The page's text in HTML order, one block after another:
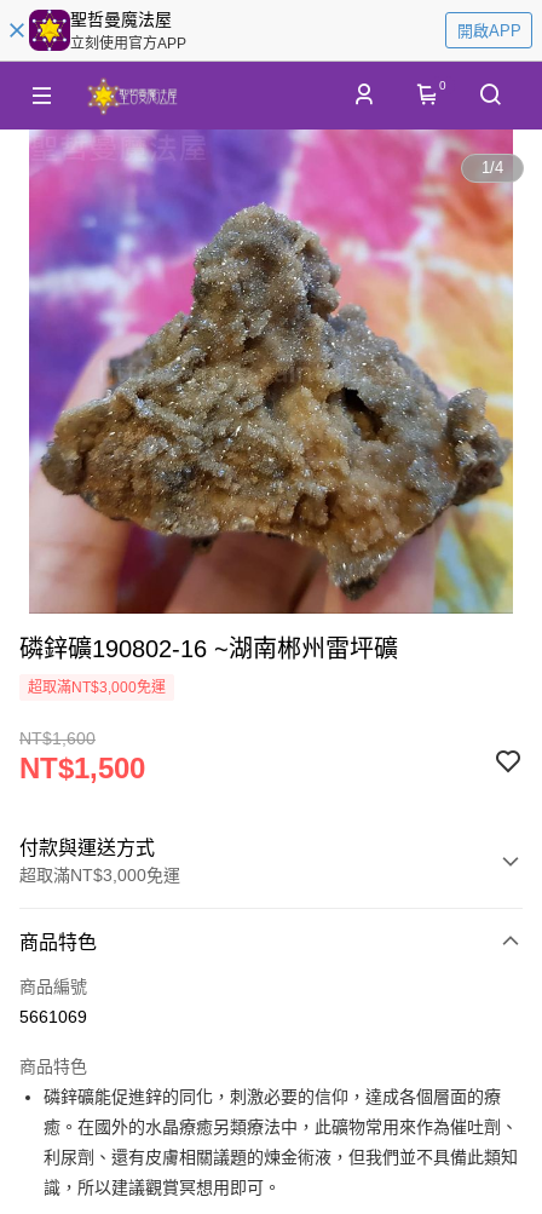
聖哲曼魔法屋
立刻使用官方APP
開啟APP
0
1/4
磷鋅礦190802-16 ~湖南郴州雷坪礦
超取滿NT$3,000免運
NT$1,600
NT$1,500
付款與運送方式
超取滿NT$3,000免運
信用卡一次付款
超商取貨付款
Apple Pay
街口支付
悠遊付
商品特色
商品編號
5661069
商品特色
磷鋅礦能促進鋅的同化，刺激必要的信仰，達成各個層面的療
癒。在國外的水晶療癒另類療法中，此礦物常用來作為催吐劑、
利尿劑、還有皮膚相關議題的煉金術液，但我們並不具備此類知
識，所以建議觀賞冥想用即可。